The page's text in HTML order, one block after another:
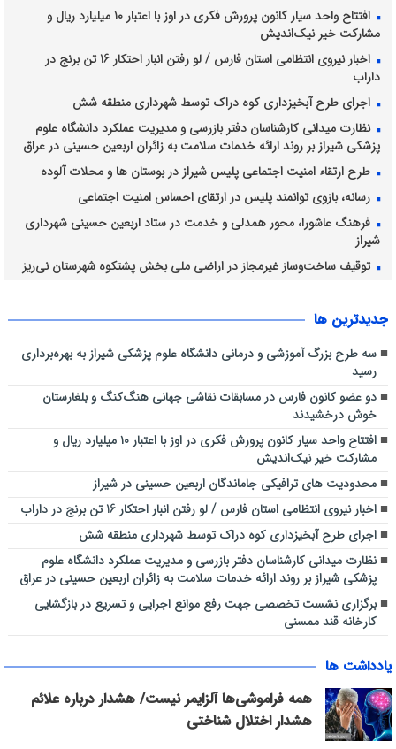
افتتاح واحد سیار کانون پرورش فکری در اوز با اعتبار ۱۰ میلیارد ریال و
مشارکت خیر نیک‌اندیش
اخبار نیروی انتظامی استان فارس / لو رفتن انبار احتکار 16 تن برنج در
داراب
اجرای طرح آبخیزداری کوه دراک توسط شهرداری منطقه شش
نظارت میدانی کارشناسان دفتر بازرسی و مدیریت عملکرد دانشگاه علوم
پزشکی شیراز بر روند ارائه خدمات سلامت به زائران اربعین حسینی در عراق
طرح ارتقاء امنیت اجتماعی پلیس شیراز در بوستان ها و محلات آلوده
رسانه، بازوی توانمند پلیس در ارتقای احساس امنیت اجتماعی
فرهنگ عاشورا، محور همدلی و خدمت در ستاد اربعین حسینی شهرداری
شیراز
توقیف ساخت‌وساز غیرمجاز در اراضی ملی بخش پشتکوه شهرستان نی‌ریز
جديدترين ها
سه طرح بزرگ آموزشی و درمانی دانشگاه علوم پزشکی شیراز به بهره‌برداری
رسید
دو عضو کانون فارس در مسابقات نقاشی جهانی هنگ‌کنگ و بلغارستان
خوش درخشیدند
افتتاح واحد سیار کانون پرورش فکری در اوز با اعتبار ۱۰ میلیارد ریال و
مشارکت خیر نیک‌اندیش
محدودیت های ترافیکی جاماندگان اربعین حسینی در شیراز
اخبار نیروی انتظامی استان فارس / لو رفتن انبار احتکار 16 تن برنج در داراب
اجرای طرح آبخیزداری کوه دراک توسط شهرداری منطقه شش
نظارت میدانی کارشناسان دفتر بازرسی و مدیریت عملکرد دانشگاه علوم
پزشکی شیراز بر روند ارائه خدمات سلامت به زائران اربعین حسینی در عراق
برگزاری نشست تخصصی جهت رفع موانع اجرایی و تسریع در بازگشایی
کارخانه قند ممسنی
یادداشت ها
همه فراموشی‌ها آلزایمر نیست/ هشدار درباره علائم
هشدار اختلال شناختی